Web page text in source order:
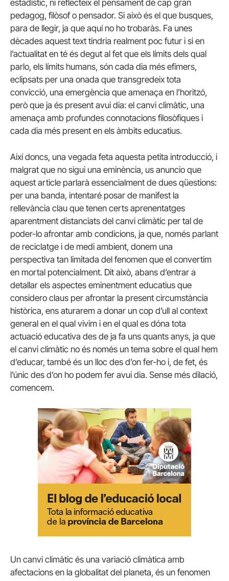
estadístic, ni reflecteix el pensament de cap gran
pedagog, filòsof o pensador. Si això és el que busques,
para de llegir, ja que aquí no ho trobaràs. Fa unes
dècades aquest text tindria realment poc futur i si en
l’actualitat en té és degut al fet que els límits dels qual
parlo, els límits humans, són cada dia més efímers,
eclipsats per una onada que transgredeix tota
convicció, una emergència que amenaça en l’horitzó,
però que ja és present avui dia: el canvi climàtic, una
amenaça amb profundes connotacions filosòfiques i
cada dia més present en els àmbits educatius.
Així doncs, una vegada feta aquesta petita introducció, i
malgrat que no sigui una eminència, us anuncio que
aquest article parlarà essencialment de dues qüestions:
per una banda, intentaré posar de manifest la
rellevància clau que tenen certs aprenentatges
aparentment distanciats del canvi climàtic per tal de
poder-lo afrontar amb condicions, ja que, només parlant
de reciclatge i de medi ambient, donem una
perspectiva tan limitada del fenomen que el convertim
en mortal potencialment. Dit això, abans d’entrar a
detallar els aspectes eminentment educatius que
considero claus per afrontar la present circumstància
històrica, ens aturarem a donar un cop d’ull al context
general en el qual vivim i en el qual es dóna tota
actuació educativa des de ja fa uns quants anys, ja que
el canvi climàtic no és només un tema sobre el qual hem
d’educar, també és un lloc des d’on fer-ho i, de fet, és
l’únic des d’on ho podem fer avui dia. Sense més dilació,
comencem.
Un canvi climàtic és una variació climàtica amb
afectacions en la globalitat del planeta, és un fenomen